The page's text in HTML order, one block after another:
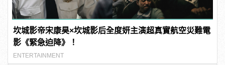
坎城影帝宋康昊×坎城影后全度妍主演超真實航空災難電
影《緊急迫降》！
ENTERTAINMENT